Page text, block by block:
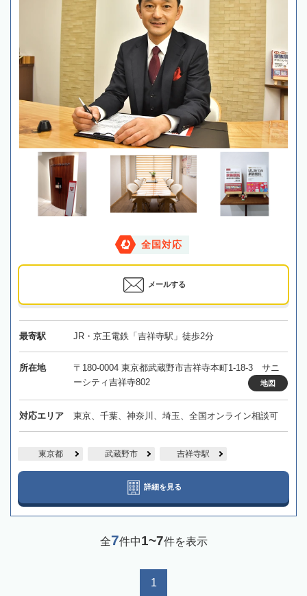
全国対応
メールする
最寄駅 JR・京王電鉄「吉祥寺駅」徒歩2分
所在地
〒180-0004 東京都武蔵野市吉祥寺本町1-18-3 サニ
ーシティ吉祥寺802
地図
対応エリア 東京、千葉、神奈川、埼玉、全国オンライン相談可
東京都 武蔵野市 吉祥寺駅
詳細を見る
全7件中1~7件を表示
1